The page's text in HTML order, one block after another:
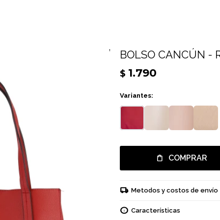
BOLSO CANCÚN -
$ 1.790
Variantes:
COMPRAR
Metodos y costos de envío
Características